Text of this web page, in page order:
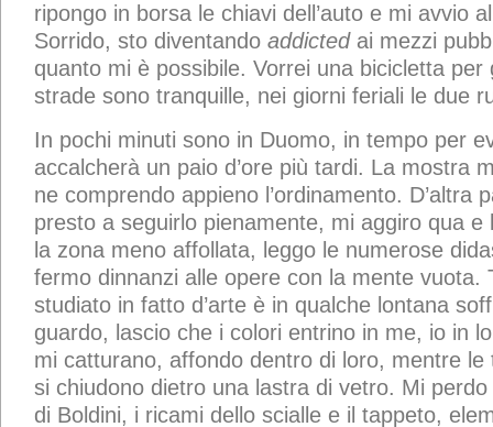
ripongo in borsa le chiavi dell’auto e mi avvio
Sorrido, sto diventando addictedai mezzi
quanto mi è possibile. Vorrei una bicicletta per
strade sono tranquille, nei giorni feriali le due
In pochi minuti sono in Duomo, in tempo per
accalcherà un paio d’ore più tardi. La mostra
ne comprendo appieno l’ordinamento. D’altra
presto a seguirlo pienamente, mi aggiro qua e
la zona meno affollata, leggo le numerose
fermo dinnanzi alle opere con la mente vuota.
studiato in fatto d’arte è in qualche lontana
guardo, lascio che i colori entrino in me, io in
mi catturano, affondo dentro di loro, mentre
si chiudono dietro una lastra di vetro. Mi
di Boldini, i ricami dello scialle e il tappeto,